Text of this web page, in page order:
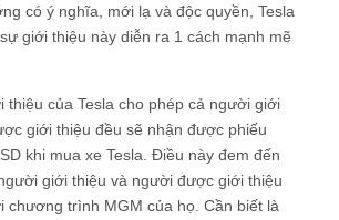
có ý nghĩa, mới lạ và độc quyền, Tesla
giới thiệu này diễn ra 1 cách mạnh mẽ
thiệu của Tesla cho phép cả người giới
giới thiệu đều sẽ nhận được phiếu
khi mua xe Tesla. Điều này đem đến
giới thiệu và người được giới thiệu
chương trình MGM của họ. Cần biết là